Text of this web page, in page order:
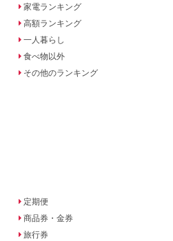
家電ランキング
高額ランキング
一人暮らし
食べ物以外
その他のランキング
定期便
商品券・金券
旅行券